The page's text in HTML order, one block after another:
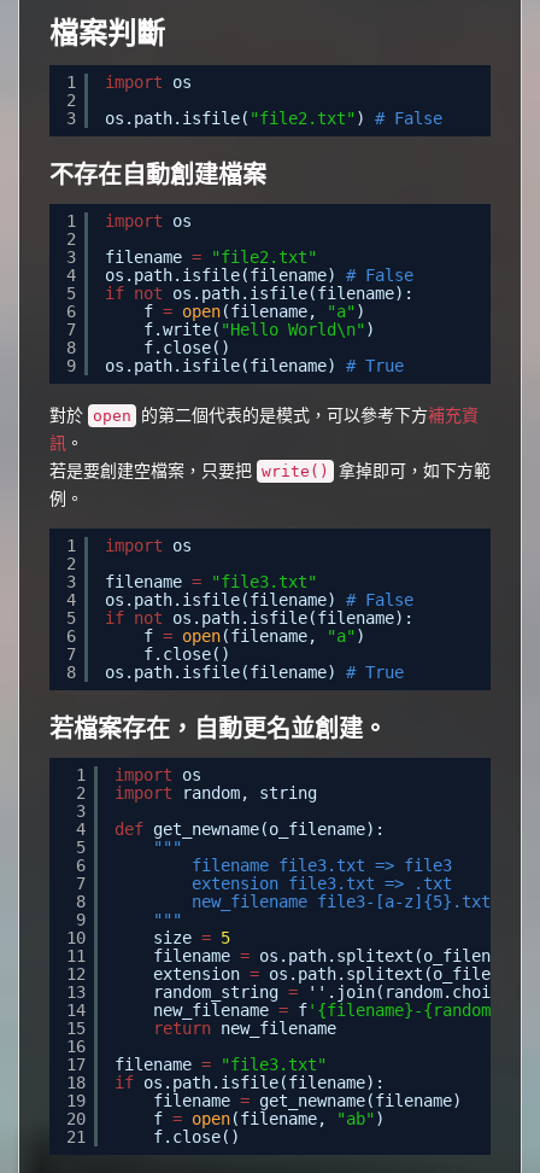
檔案判斷
1
2
3
import
os
os.path.isfile( "file2.txt" ) # False
不存在自動創建檔案
1
2
3
4
5
6
7
8
9
import
os
filename =
"file2.txt"
os.path.isfile(filename) # False
if not
os.path.isfile(filename):
f = open(filename, "a" )
f.write( "Hello World\n" )
f.close()
os.path.isfile(filename) # True
對於 open 的第二個代表的是模式，可以參考下方補充資
訊 。
若是要創建空檔案，只要把 write()
拿掉即可，如下方範
例。
1
2
3
4
5
6
7
8
import
os
filename =
"file3.txt"
os.path.isfile(filename) # False
if not
os.path.isfile(filename):
f = open(filename, "a" )
f.close()
os.path.isfile(filename) # True
若檔案存在，自動更名並創建。
1
2
3
4
5
6
7
8
9
10
11
12
13
14
15
16
17
18
19
20
21
import
os
import
random, string
def get_newname(o_filename):
"""
filename file3.txt => file3
extension file3.txt => .txt
new_filename file3-[a-z]{5}.txt
"""
size = 5
filename = os.path.splitext(o_filename)[
extension =
random_string =
new_filename = f'{filename}-
return new_filename
filename =
"file3.txt"
if os.path.isfile(filename):
filename = get_newname(filename)
f = open(filename, "ab" )
f.close()